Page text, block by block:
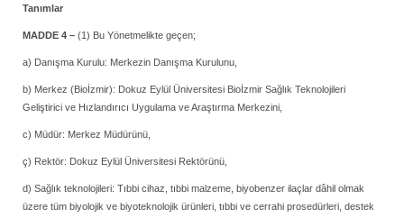
Tanımlar
MADDE 4 – (1) Bu Yönetmelikte geçen;
a) Danışma Kurulu: Merkezin Danışma Kurulunu,
b) Merkez (Bioİzmir): Dokuz Eylül Üniversitesi Bioİzmir Sağlık Teknolojileri
Geliştirici ve Hızlandırıcı Uygulama ve Araştırma Merkezini,
c) Müdür: Merkez Müdürünü,
ç) Rektör: Dokuz Eylül Üniversitesi Rektörünü,
d) Sağlık teknolojileri: Tıbbi cihaz, tıbbi malzeme, biyobenzer ilaçlar dâhil olmak
üzere tüm biyolojik ve biyoteknolojik ürünleri, tıbbi ve cerrahi prosedürleri, destek